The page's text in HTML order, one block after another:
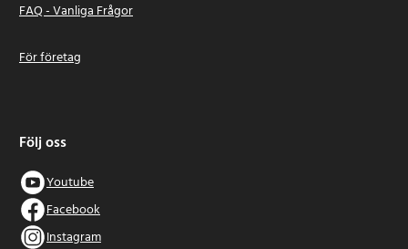
FAQ - Vanliga Frågor
För företag
Följ oss
Youtube
Facebook
Instagram